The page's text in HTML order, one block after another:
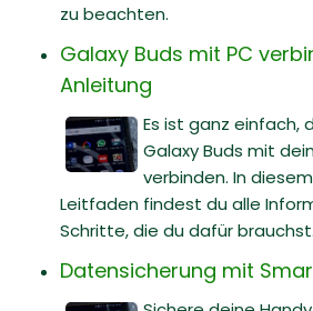
zu beachten.
Galaxy Buds mit PC
Anleitung
Es ist ganz einfach,
Galaxy Buds mit
verbinden. In
Leitfaden findest du alle
Schritte, die du dafür brauchst.
Datensicherung mit